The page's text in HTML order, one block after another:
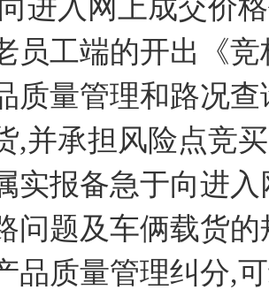
进入网上成交价
员工端的开出《
质量管理和路况
,并承担风险点竞
实报备急于向进
问题及车俩载货
品质量管理纠分,